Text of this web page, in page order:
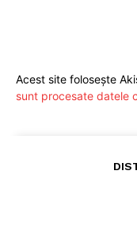
Acest site folosește
sunt procesate datele